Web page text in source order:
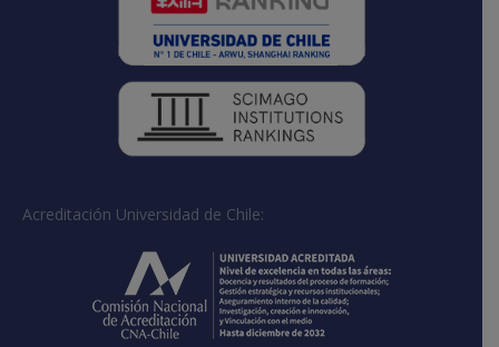
Acreditación Universidad de Chile: